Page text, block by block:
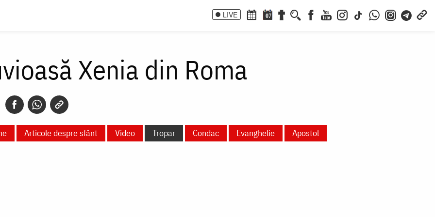
LIVE 07
Xenia din Roma
Articole despre sfânt Video Tropar Condac Evanghelie Apostol